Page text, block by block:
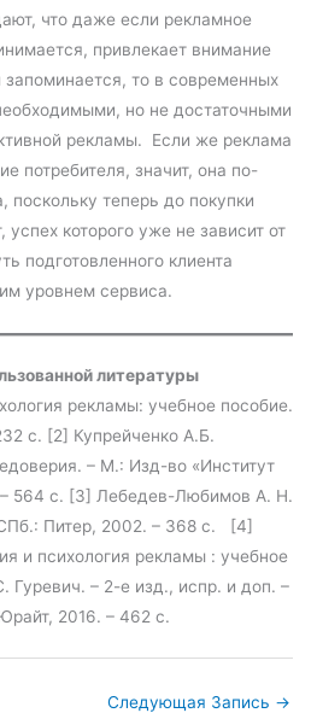
что даже если рекламное
привлекает внимание
запоминается, то в современных
но не достаточными
рекламы. Если же реклама
потребителя, значит, она по-
поскольку теперь до покупки
которого уже не зависит от
подготовленного клиента
уровнем сервиса.
литературы
рекламы: учебное пособие.
с. [2] Купрейченко А.Б.
– М.: Изд-во «Институт
– 564 с. [3] Лебедев-Любимов А. Н.
Питер, 2002. – 368 с. [4]
и психология рекламы : учебное
Гуревич. – 2-е изд., испр. и доп. –
2016. – 462 с.
Следующая Запись →